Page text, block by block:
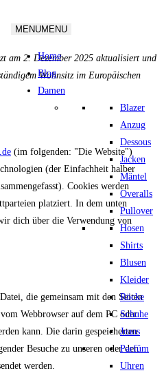
MENUMENU
Home
Blog
Damen
Blazer
Anzug
Dessous
Jacken
Mäntel
Overalls
Pullover
Hosen
Shirts
Blusen
Kleider
Röcke
Schuhe
Jeans
Parfüm
Uhren
am 2. Dezember 2025 aktualisiert und
Wohnsitz im Europäischen
(im folgenden: "Die Website")
(der Einfachheit halber
Cookies werden
platziert. In dem unten
dich über die Verwendung von
die gemeinsam mit den Seiten
Webbrowser auf dem PC oder
kann. Die darin gespeicherten
Besuche zu unseren oder den
werden.